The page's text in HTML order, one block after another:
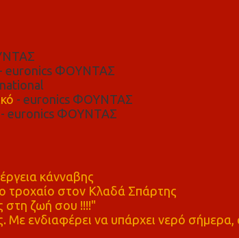
- euronics ΦΟΥΝΤΑΣ
- euronics ΦΟΥΝΤΑΣ
- euronics ΦΟΥΝΤΑΣ
κάνναβης
τροχαίο στον Κλαδά Σπάρτης
στη ζωή σου !!!!"
ενδιαφέρει να υπάρχει νερό σήμερα,